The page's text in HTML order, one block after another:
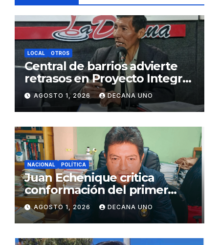
LOCAL OTROS
Central de barrios advierte
retrasos en Proyecto Integral
de Agua y Alcantarillado para
Juliaca
AGOSTO 1, 2026 DECANA UNO
NACIONAL POLÍTICA
Juan Echenique critica
conformación del primer
gabinete ministerial de Keiko
Fujimori
AGOSTO 1, 2026 DECANA UNO